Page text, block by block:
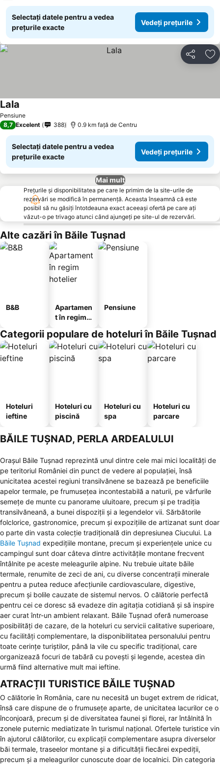
Selectați datele pentru a vedea
prețurile exacte
Vedeți prețurile
Distribuiți
Pensiune
Lala
8,7 Excelent 388 0.9 km faţă de Centru
Selectați datele pentru a vedea
prețurile exacte
Vedeți prețurile
Mai mult
Prețurile și disponibilitatea pe care le primim de la site-urile de
rezervări se modifică în permanență. Aceasta înseamnă că este
posibil să nu găsiți întotdeauna exact aceeași ofertă pe care ați
văzut-o pe trivago atunci când ajungeți pe site-ul de rezervări.
Alte cazări în Băile Tuşnad
B&B
Apartamen
t în regim
Pensiune
Categorii populare de hoteluri în Băile Tuşnad
Hoteluri
ieftine
Hoteluri cu
piscină
Hoteluri cu
spa
Hoteluri cu
parcare
BĂILE TUȘNAD, PERLA ARDEALULUI
Orașul Băile Tușnad reprezintă unul dintre cele mai mici localități de
pe teritoriul României din punct de vedere al populației, însă
unicitatea acestei regiuni transilvănene se bazează pe beneficiile
apelor termale, pe frumusețea incontestabilă a naturii, pe vârfurile
semețe de munte cu panorame uluitoare, precum și pe tradiția
transilvăneană, a bunei dispoziții și a legendelor vii. Sărbătorile
folclorice, gastronomice, precum și expozițiile de artizanat sunt doar
o parte din vasta colecție tradițională din depresiunea Ciucului. La
Băile Tușnad expedițiile montane, precum și experiențele unice cu
campingul sunt doar câteva dintre activitățile montane frecvent
întâlnite pe aceste meleagurile alpine. Nu trebuie uitate băile
termale, renumite de zeci de ani, cu diverse concentrații minerale
pentru a putea reduce afecțiunile cardiovasculare, digestive,
precum și bolile cauzate de sistemul nervos. O călătorie perfectă
pentru cei ce doresc să evadeze din agitația cotidiană și să inspire
aer curat într-un ambient relaxant. Băile Tușnad oferă numeroase
posibilități de cazare, de la hoteluri cu servicii calitative superioare,
cu facilități complementare, la disponibilitatea personalului pentru
toate cerințe turiștilor, până la vile cu specific tradițional, care
organizează focuri de tabără cu povești și legende, acestea din
urmă fiind alternative mult mai ieftine.
ATRACȚII TURISTICE BĂILE TUȘNAD
O călătorie în România, care nu necesită un buget extrem de ridicat,
însă care dispune de o frumusețe aparte, de unicitatea lacurilor ce o
înconjoară, precum și de diversitatea faunei și florei, rar întâlnită în
zonele puternic mediatizate în turismul național. Ofertele turistice vin
în ajutorul călătorilor, cu explicații complementare asupra diverselor
băi termale, traseelor montane și a dificultății fiecărei expediții,
precum și a meleagurilor cunoscute doar de localnici. Din categoria